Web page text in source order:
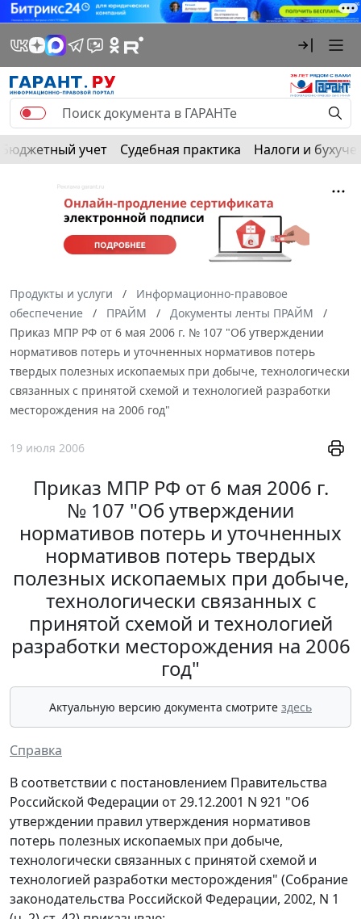
Бюджетный учет Судебная практика Налоги и
Продукты и услуги
Информационно-правовое
обеспечение
ПРАЙМ
Документы ленты ПРАЙМ
Приказ МПР РФ от 6 мая 2006 г. № 107 "Об утверждении
нормативов потерь и уточненных нормативов потерь
твердых полезных ископаемых при добыче, технологически
связанных с принятой схемой и технологией разработки
месторождения на 2006 год"
19 июля 2006
Приказ МПР РФ от 6 мая 2006 г.
№ 107 "Об утверждении
нормативов потерь и уточненных
нормативов потерь твердых
полезных ископаемых при добыче,
технологически связанных с
принятой схемой и технологией
разработки месторождения на 2006
год"
Актуальную версию документа смотрите здесь
Справка
В соответствии с постановлением Правительства
Российской Федерации от 29.12.2001 N 921 "Об
утверждении правил утверждения нормативов
потерь полезных ископаемых при добыче,
технологически связанных с принятой схемой и
технологией разработки месторождения" (Собрание
законодательства Российской Федерации, 2002, N 1